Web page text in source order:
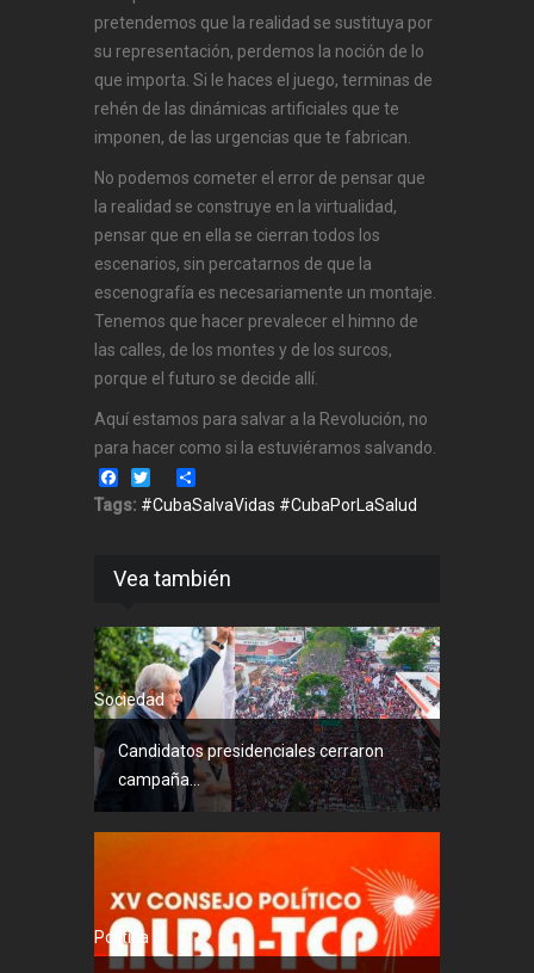
pretendemos que la realidad se sustituya por
su representación, perdemos la noción de lo
que importa. Si le haces el juego, terminas de
rehén de las dinámicas artificiales que te
imponen, de las urgencias que te fabrican.
No podemos cometer el error de pensar que
la realidad se construye en la virtualidad,
pensar que en ella se cierran todos los
escenarios, sin percatarnos de que la
escenografía es necesariamente un montaje.
Tenemos que hacer prevalecer el himno de
las calles, de los montes y de los surcos,
porque el futuro se decide allí.
Aquí estamos para salvar a la Revolución, no
para hacer como si la estuviéramos salvando.
Facebook
Twitter
Tags: #CubaSalvaVidas #CubaPorLaSalud
Vea también
Sociedad
Candidatos presidenciales cerraron
campaña...
Política